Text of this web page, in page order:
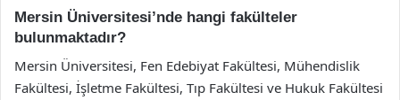
Mersin Üniversitesi’nde hangi fakülteler
bulunmaktadır?
Mersin Üniversitesi, Fen Edebiyat Fakültesi, Mühendislik
Fakültesi, İşletme Fakültesi, Tıp Fakültesi ve Hukuk Fakültesi